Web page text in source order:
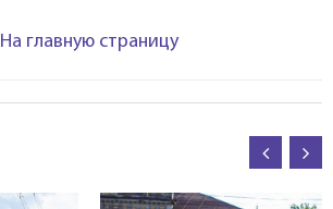
На главную страницу